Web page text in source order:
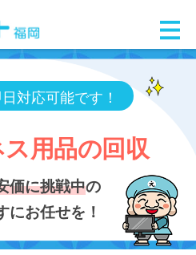
対応可能です！
用品の回収
価に挑戦中の
にお任せを！